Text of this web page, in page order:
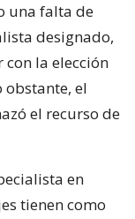
una falta de
designado,
la elección
el
el recurso de
en
tienen como